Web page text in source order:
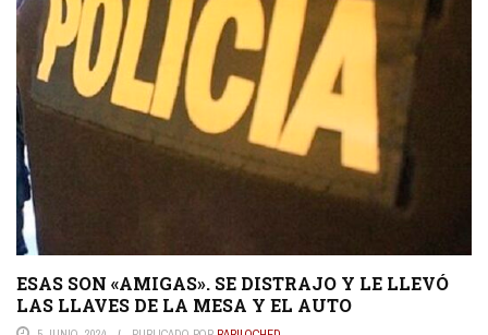
ESAS SON «AMIGAS». SE DISTRAJO Y LE LLEVÓ
LAS LLAVES DE LA MESA Y EL AUTO